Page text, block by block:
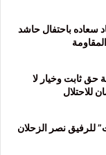
سعاده باحتفال حاشد
حق ثابت وخيار لا
للاحتلال
للرفيق نصر الزحلان